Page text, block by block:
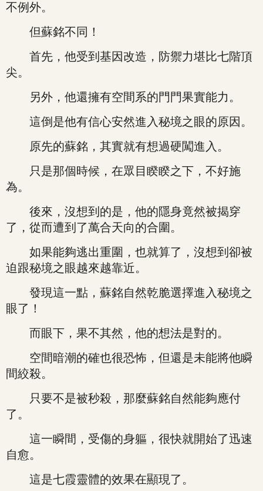
不例外。
但蘇銘不同！
首先，他受到基因改造，防禦力堪比七階頂
尖。
另外，他還擁有空間系的門門果實能力。
這倒是他有信心安然進入秘境之眼的原因。
原先的蘇銘，其實就有想過硬闖進入。
只是那個時候，在眾目睽睽之下，不好施
為。
後來，沒想到的是，他的隱身竟然被揭穿
了，從而遭到了萬合天向的合圍。
如果能夠逃出重圍，也就算了，沒想到卻被
迫跟秘境之眼越來越靠近。
發現這一點，蘇銘自然乾脆選擇進入秘境之
眼了！
而眼下，果不其然，他的想法是對的。
空間暗潮的確也很恐怖，但還是未能將他瞬
間絞殺。
只要不是被秒殺，那麼蘇銘自然能夠應付
了。
這一瞬間，受傷的身軀，很快就開始了迅速
自愈。
這是七霞靈體的效果在顯現了。